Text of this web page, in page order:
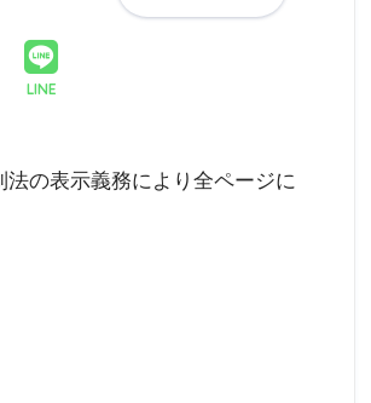
LINE
の表示義務により全ページに